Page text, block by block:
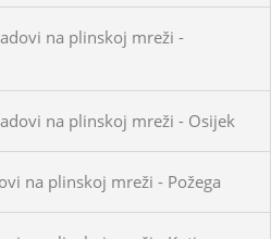
na plinskoj mreži -
na plinskoj mreži - Osijek
na plinskoj mreži - Požega